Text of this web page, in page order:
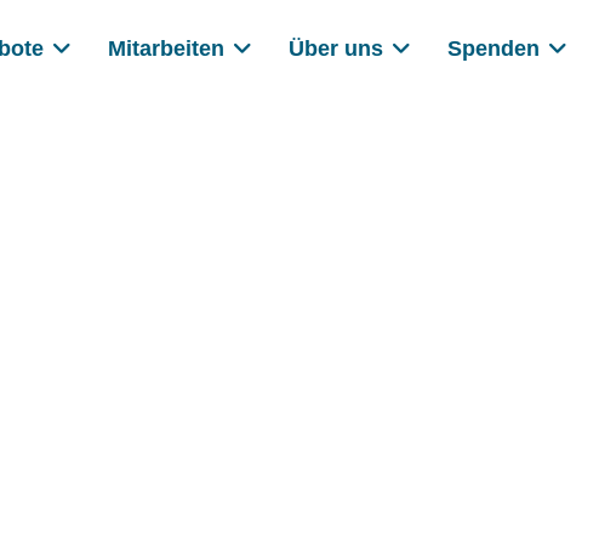
Mitarbeiten Über uns Spenden